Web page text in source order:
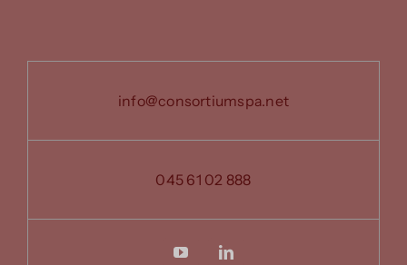
info@consortiumspa.net
045 61 02 888